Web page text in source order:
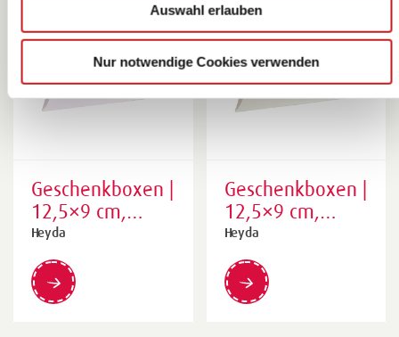
Auswahl erlauben
Nur notwendige Cookies verwenden
Geschenkboxen |
12,5×9 cm,
weiß, 6 Stück
Heyda
Geschenkboxen |
12,5×9 cm,
creme, 6 Stück
Heyda